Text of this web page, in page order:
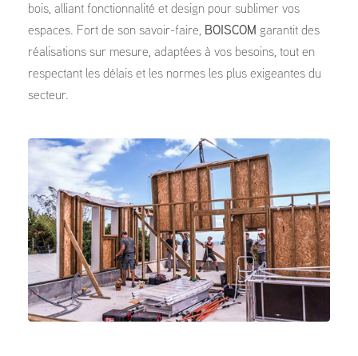
bois, alliant fonctionnalité et design pour sublimer vos
espaces. Fort de son savoir-faire, BOISCOM garantit des
réalisations sur mesure, adaptées à vos besoins, tout en
respectant les délais et les normes les plus exigeantes du
secteur.